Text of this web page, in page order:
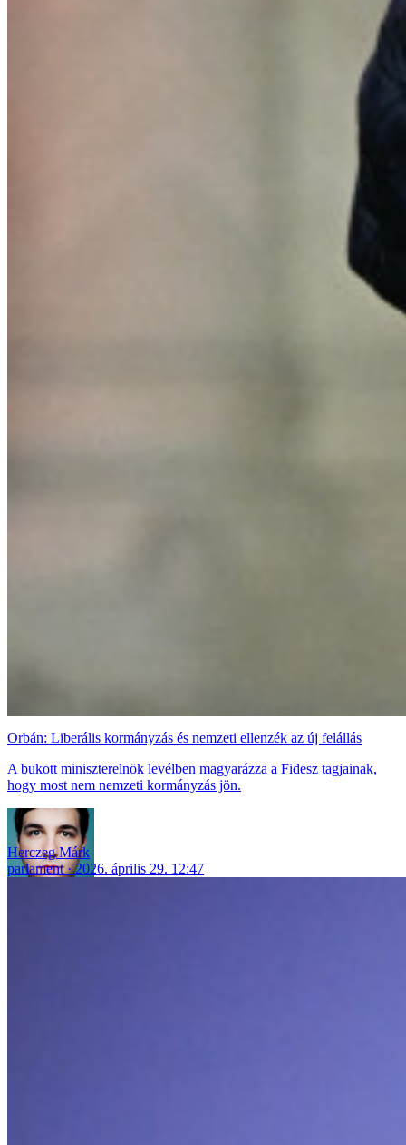
Orbán: Liberális kormányzás és nemzeti ellenzék az új felállás
A bukott miniszterelnök levélben magyarázza a Fidesz tagjainak,
hogy most nem nemzeti kormányzás jön.
Herczeg Márk
parlament
2026. április 29. 12:47